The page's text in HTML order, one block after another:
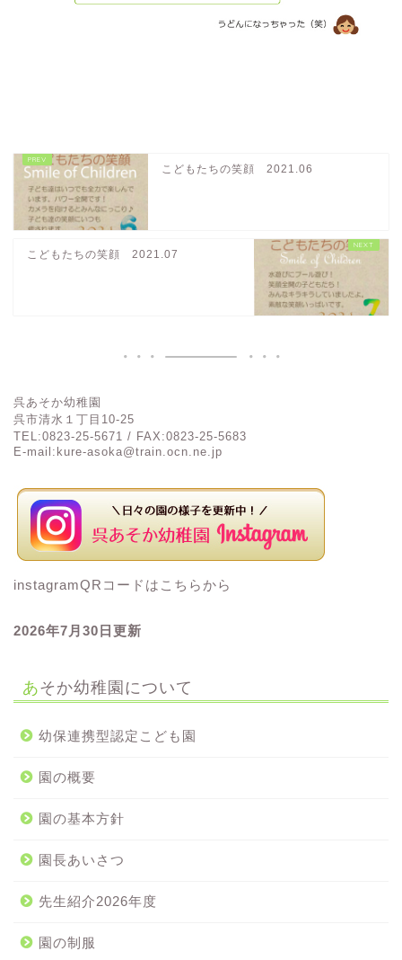
こどもたちの笑顔 2021.06
こどもたちの笑顔 2021.07
呉あそか幼稚園
呉市清水１丁目 10-25
TEL:0823-25-5671 / FAX:0823-25-5683
E-mail:kure-asoka@train.ocn.ne.jp
instagramQRコードはこちらから
2026年7 月30 日更新
あそか幼稚園について
幼保連携型認定こども園
園の概要
園の基本方針
園長あいさつ
先生紹介2026年度
園の制服